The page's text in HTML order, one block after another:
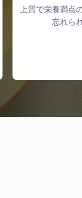
上質で栄養満点
忘れら